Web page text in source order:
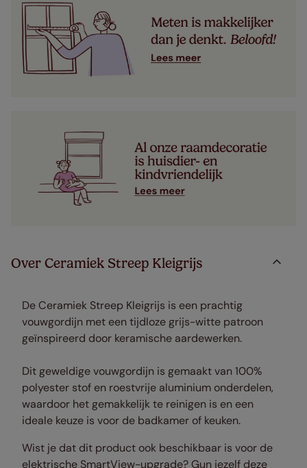
Over Ceramiek Streep Kleigrijs
De Ceramiek Streep Kleigrijs is een prachtig
vouwgordijn met een tijdloze grijs-witte patroon
geïnspireerd door keramische aardewerken.
Dit geweldige vouwgordijn is gemaakt van 100%
polyester stof en roestvrije aluminium onderdelen,
waardoor het gemakkelijk te reinigen is en een
ideale keuze is voor de badkamer of keuken.
Wist je dat dit product ook beschikbaar is voor de
elektrische SmartView-upgrade? Gun jezelf deze